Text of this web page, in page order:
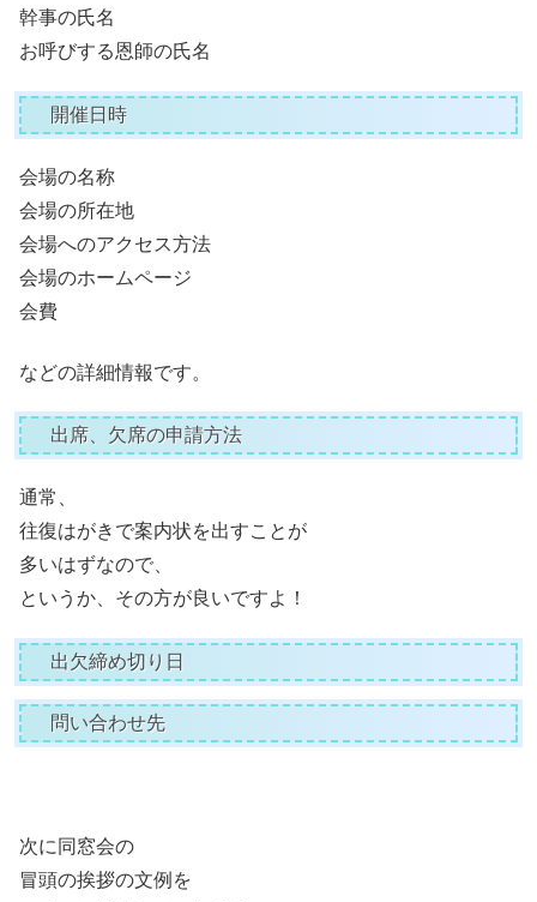
幹事の氏名
お呼びする恩師の氏名
開催日時
会場の名称
会場の所在地
会場へのアクセス方法
会場のホームページ
会費
などの詳細情報です。
出席、欠席の申請方法
通常、
往復はがきで案内状を出すことが
多いはずなので、
というか、その方が良いですよ！
出欠締め切り日
問い合わせ先
次に同窓会の
冒頭の挨拶の文例を